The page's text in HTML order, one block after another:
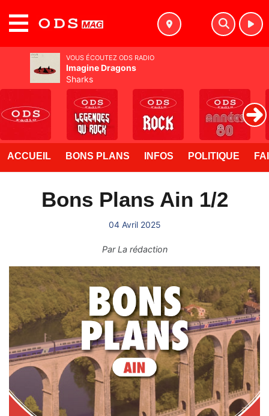
ACCUEIL BONS PLANS INFOS POLITIQUE
Bons Plans Ain 1/2
04 Avril 2025
ParLa rédaction
VOUS ÉCOUTEZ ODS RADIO
Imagine Dragons
Sharks